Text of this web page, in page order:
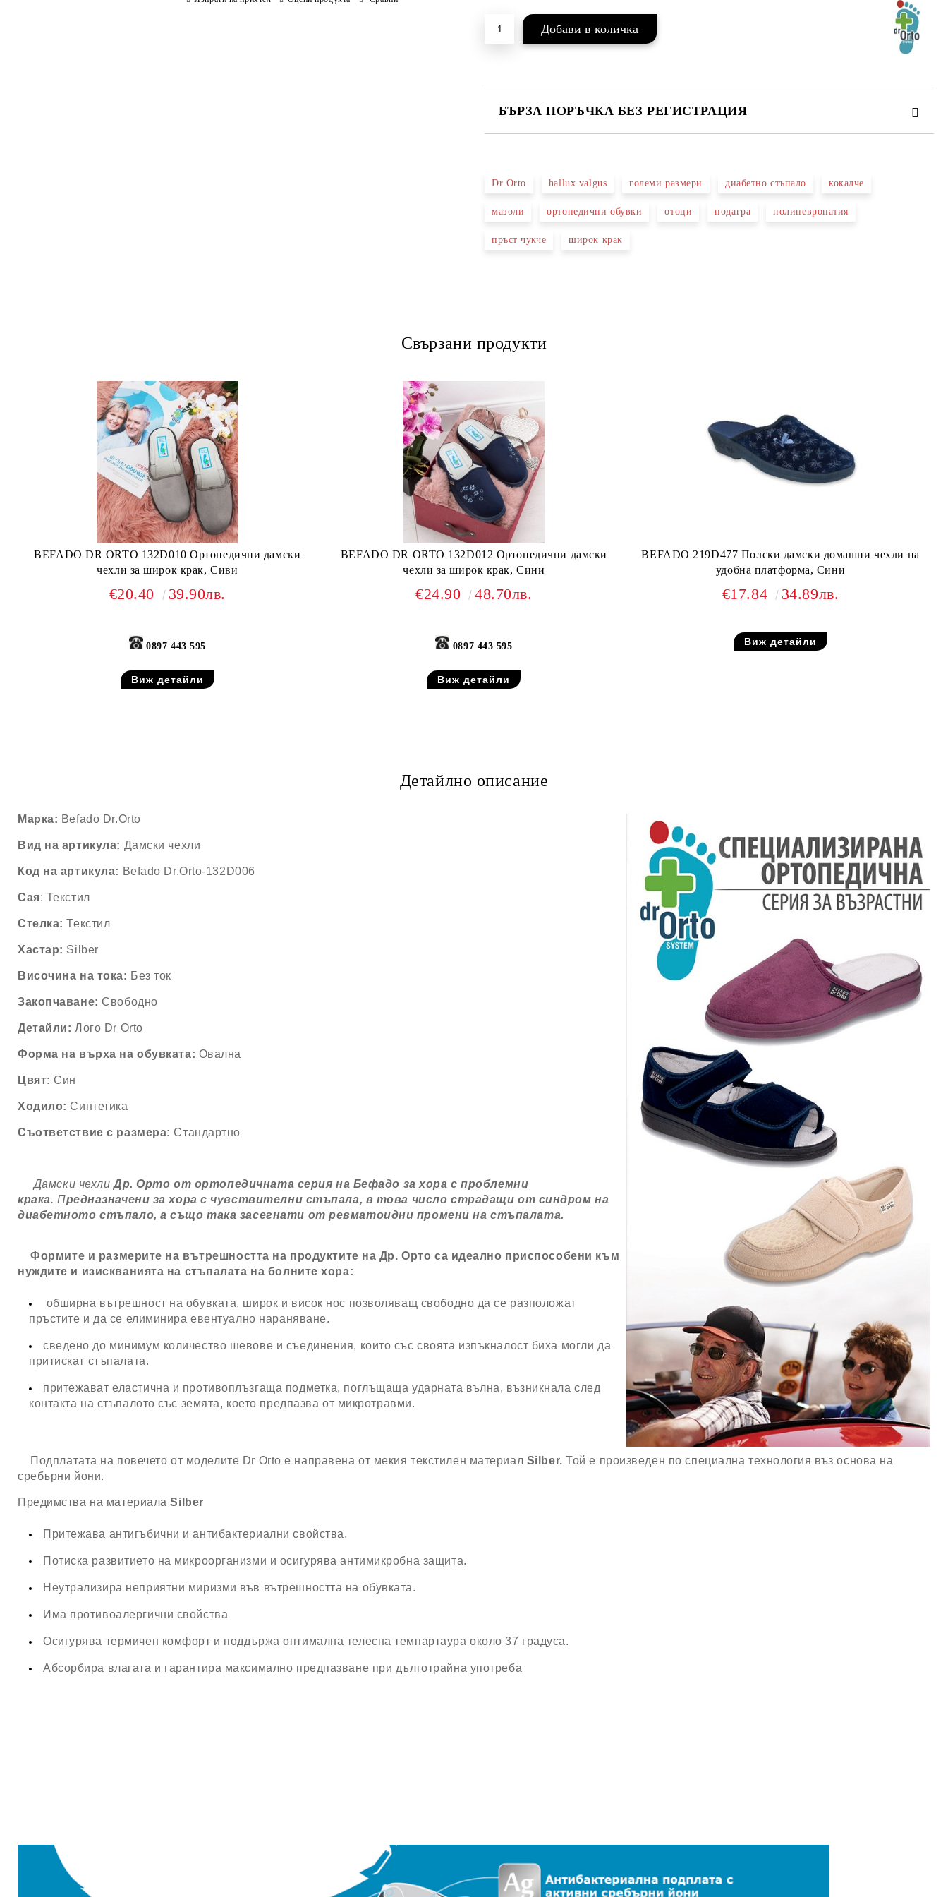
БЪРЗА ПОРЪЧКА БЕЗ РЕГИСТРАЦИЯ
Ние ще се свържем с вас в рамките на работния ден.
Dr Orto hallux valgus големи размери диабетно стъпало кокалче
мазоли ортопедични обувки отоци подагра полиневропатия
пръст чукче широк крак
Свързани продукти
BEFADO DR ORTO 132D010 Ортопедични дамски
чехли за широк крак, Сиви
€20.40 39.90лв.
0897 443 595
Виж детайли
BEFADO DR ORTO 132D012 Ортопедични дамски
чехли за широк крак, Сини
€24.90 48.70лв.
0897 443 595
Виж детайли
BEFADO 219D477 Полски дамски домашни чехли на
удобна платформа, Сини
€17.84 34.89лв.
Виж детайли
Детайлно описание
Марка: Befado Dr.Orto
Вид на артикула: Дамски чехли
Код на артикула: Befado Dr.Orto-132D006
Сая: Текстил
Стелка: Текстил
Хастар: Silber
Височина на тока: Без ток
Закопчаване: Свободно
Детайли: Лого Dr Orto
Форма на върха на обувката: Овална
Цвят:Син
Ходило:Синтетика
Съответствие с размера: Стандартно
Дамски чехлиДр. Орто от ортопедичната серия на Бефадо за хора с проблемни
крака. Предназначени за хора с чувствителни стъпала, в това число страдащи от синдром на
диабетното стъпало, а също така засегнати от ревматоидни промени на стъпалата.
Формите и размерите на вътрешността на продуктите на Др. Орто са идеално приспособени към
нуждите и изискванията на стъпалата на болните хора:
обширна вътрешност на обувката, широк и висок нос позволяващ свободно да се разположат
пръстите и да се елиминира евентуално нараняване.
сведено до минимум количество шевове и съединения, които със своята изпъкналост биха могли да
притискат стъпалата.
притежават еластична и противоплъзгаща подметка, поглъщаща ударната вълна, възникнала след
контакта на стъпалото със земята, което предпазва от микротравми.
Подплатата на повечето от моделите Dr Orto е направена от мекия текстилен материал Silber.Той е произведен по специална технология въз основа на
сребърни йони.
Предимства на материалаSilber
Притежава антигъбични и антибактериални свойства.
Потиска развитието на микроорганизми и осигурява антимикробна защита.
Неутрализира неприятни миризми във вътрешността на обувката.
Има противоалергични свойства
Осигурява термичен комфорт и поддържа оптимална телесна темпартаура около 37 градуса.
Абсорбира влагата и гарантира максимално предпазване при дълготрайна употреба